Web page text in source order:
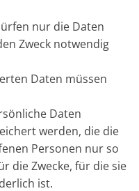
nur die Daten
Zweck notwendig
Daten müssen
Daten
werden, die die
Personen nur so
die Zwecke, für die sie
ist.